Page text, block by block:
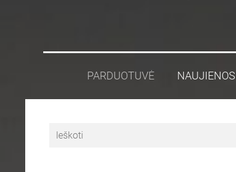
PARDUOTUVĖ NAUJIENOS